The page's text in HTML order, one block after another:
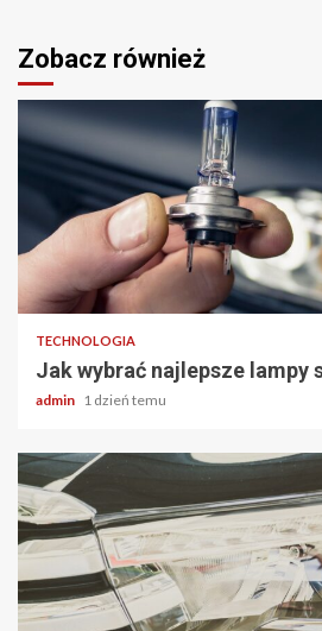
Zobacz również
2 min odczytu
TECHNOLOGIA
Jak wybrać najlepsze lampy
admin 1 dzień temu